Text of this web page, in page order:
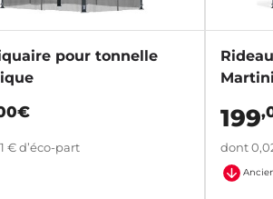
pour tonnelle
€ d’éco-part
199
dont